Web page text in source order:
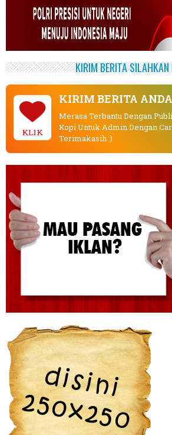
KIRIM BERITA
KLIK
KIRIM BERITA
Merasa Terbantu Dengan
Kopi Untuk Admin Dengan
Terimakasih :)